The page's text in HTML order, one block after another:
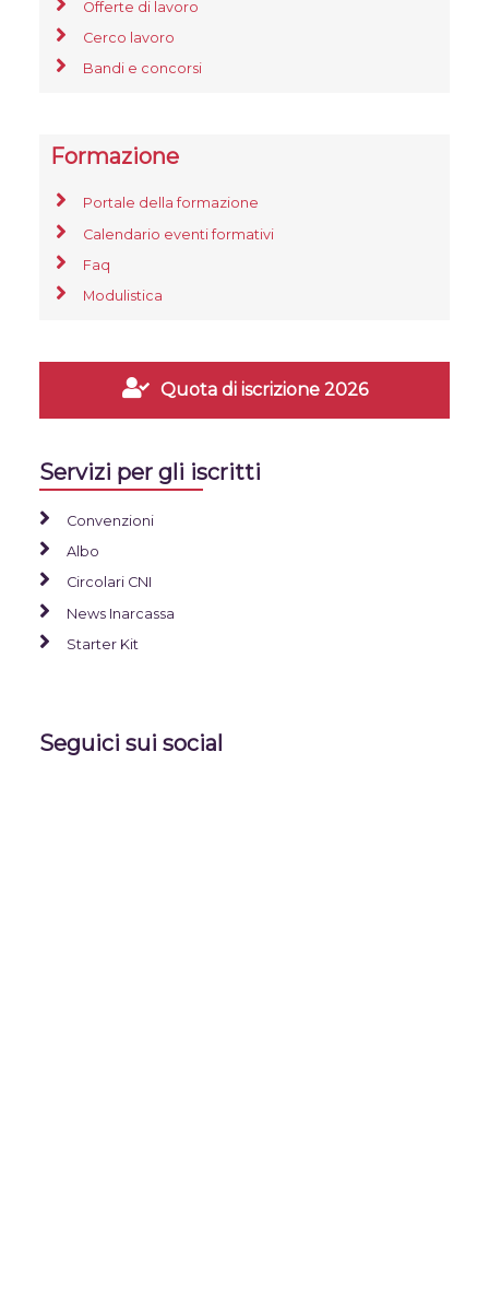
Offerte di lavoro
Cerco lavoro
Bandi e concorsi
Formazione
Portale della formazione
Calendario eventi formativi
Faq
Modulistica
Quota di iscrizione 2026
Servizi per gli iscritti
Convenzioni
Albo
Circolari CNI
News Inarcassa
Starter Kit
Seguici sui social